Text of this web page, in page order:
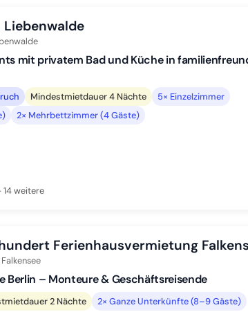
mit privatem Bad und Küche in
Mindestmietdauer 4 Nächte
5× Einzelzimmer
2× Mehrbettzimmer (4 Gäste)
14 weitere
Ferienhausvermietung
Falkensee
Berlin – Monteure & Geschäftsreisende
2 Nächte 2× Ganze Unterkünfte (8–9 Gäste)